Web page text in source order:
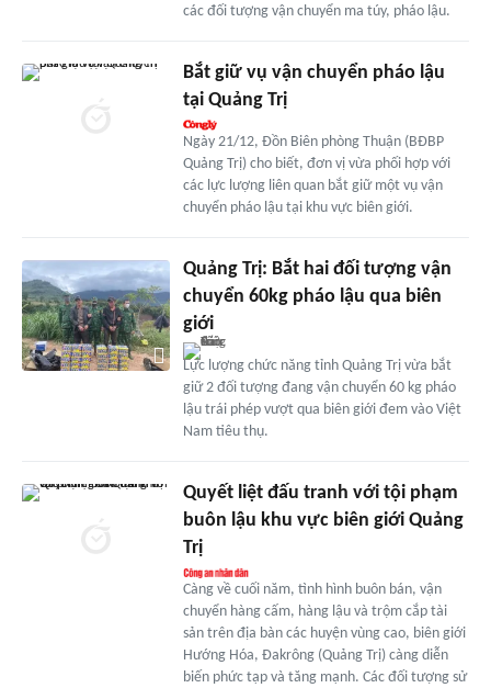
các đối tượng vận chuyển ma túy, pháo lậu.
Bắt giữ vụ vận chuyển pháo lậu
tại Quảng Trị
Ngày 21/12, Đồn Biên phòng Thuận (BĐBP
Quảng Trị) cho biết, đơn vị vừa phối hợp với
các lực lượng liên quan bắt giữ một vụ vận
chuyển pháo lậu tại khu vực biên giới.
Quảng Trị: Bắt hai đối tượng vận
chuyển 60kg pháo lậu qua biên
giới
Lực lượng chức năng tỉnh Quảng Trị vừa bắt
giữ 2 đối tượng đang vận chuyển 60 kg pháo
lậu trái phép vượt qua biên giới đem vào Việt
Nam tiêu thụ.
Quyết liệt đấu tranh với tội phạm
buôn lậu khu vực biên giới Quảng
Trị
Càng về cuối năm, tình hình buôn bán, vận
chuyển hàng cấm, hàng lậu và trộm cắp tài
sản trên địa bàn các huyện vùng cao, biên giới
Hướng Hóa, Đakrông (Quảng Trị) càng diễn
biến phức tạp và tăng mạnh. Các đối tượng sử